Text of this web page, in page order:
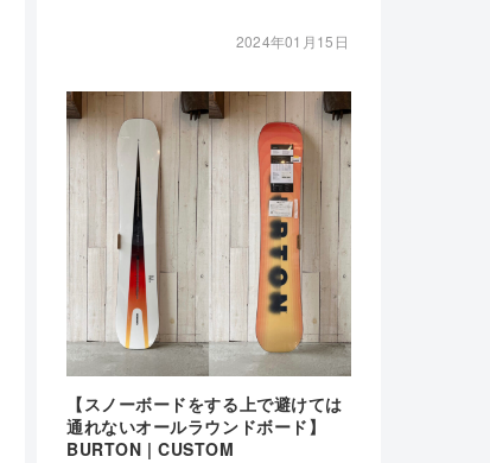
2024年01月15日
【スノーボードをする上で避けては
通れないオールラウンドボード】
BURTON | CUSTOM